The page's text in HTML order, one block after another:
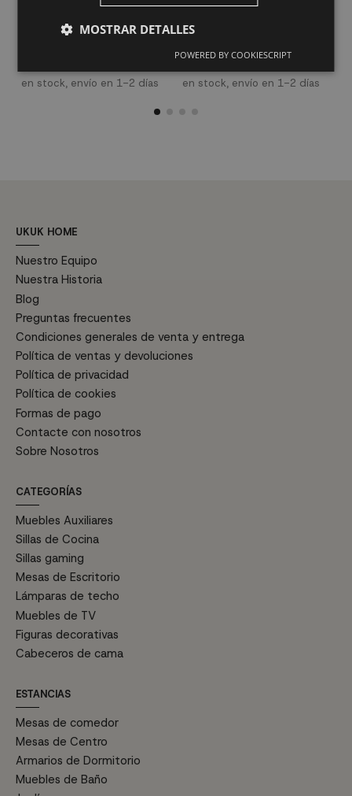
BOMBILLA DECORATIVA
560 lúmenes. Una luz cálida de
2300K que le proporcionará una
luz agradable a la estancia con
en stock, envío en 1-2 días
BOMBILLA DECORATIVA
9,00€
Bombilla decorativa LED.
Casquillo E27, potencia 6W y
610 lúmenes. Una bombilla de
2300K que nos proporcionará
una luz cálida y una vida útil de
en stock, envío en 1-2 días
UKUK HOME
Nuestro Equipo
Nuestra Historia
Blog
Preguntas frecuentes
Condiciones generales de venta y entrega
Política de ventas y devoluciones
Política de privacidad
Política de cookies
Formas de pago
Contacte con nosotros
Sobre Nosotros
CATEGORÍAS
Muebles Auxiliares
Sillas de Cocina
Sillas gaming
Mesas de Escritorio
Lámparas de techo
Muebles de TV
Figuras decorativas
Cabeceros de cama
ESTANCIAS
Mesas de comedor
Mesas de Centro
Armarios de Dormitorio
Muebles de Baño
MOSTRAR DETALLES
POWERED BY COOKIESCRIPT